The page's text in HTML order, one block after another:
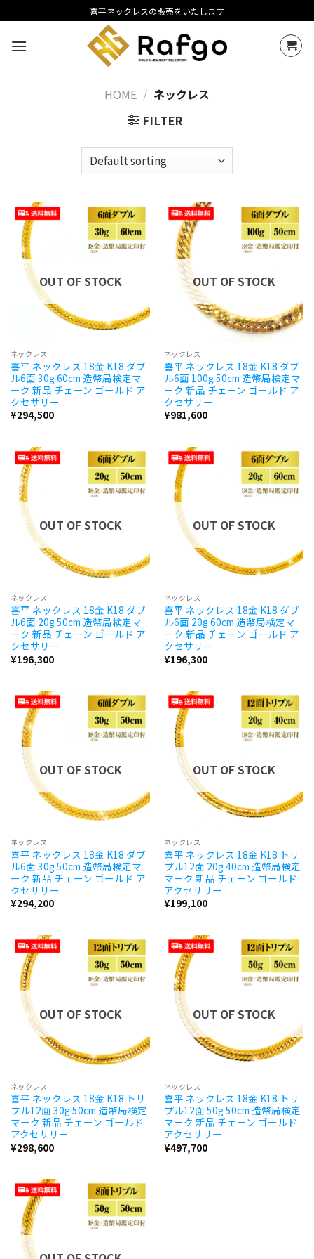
to
content
喜平ネックレスの販売をいたします
HOME / ネックレス
FILTER
OUT OF STOCK
ネックレス
喜平 ネックレス 18金 K18 ダブ
ル6面 30g 60cm 造幣局検定マ
ーク 新品 チェーン ゴールド ア
クセサリー
¥294,500
OUT OF STOCK
ネックレス
喜平 ネックレス 18金 K18 ダブ
ル6面 100g 50cm 造幣局検定マ
ーク 新品 チェーン ゴールド ア
クセサリー
¥981,600
OUT OF STOCK
ネックレス
喜平 ネックレス 18金 K18 ダブ
ル6面 20g 50cm 造幣局検定マ
ーク 新品 チェーン ゴールド ア
クセサリー
¥196,300
OUT OF STOCK
ネックレス
喜平 ネックレス 18金 K18 ダブ
ル6面 20g 60cm 造幣局検定マ
ーク 新品 チェーン ゴールド ア
クセサリー
¥196,300
OUT OF STOCK
ネックレス
喜平 ネックレス 18金 K18 ダブ
ル6面 30g 50cm 造幣局検定マ
ーク 新品 チェーン ゴールド ア
クセサリー
¥294,200
OUT OF STOCK
ネックレス
喜平 ネックレス 18金 K18 トリ
プル12面 20g 40cm 造幣局検定
マーク 新品 チェーン ゴールド
アクセサリー
¥199,100
OUT OF STOCK
ネックレス
喜平 ネックレス 18金 K18 トリ
プル12面 30g 50cm 造幣局検定
マーク 新品 チェーン ゴールド
アクセサリー
¥298,600
OUT OF STOCK
ネックレス
喜平 ネックレス 18金 K18 トリ
プル12面 50g 50cm 造幣局検定
マーク 新品 チェーン ゴールド
アクセサリー
¥497,700